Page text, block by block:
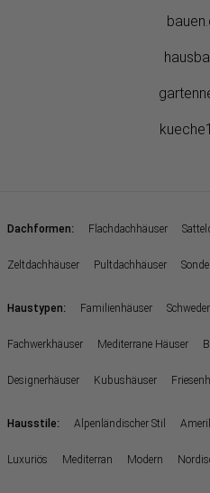
Dachformen: Flachdachhäuser
Zeltdachhäuser Pultdachhäuser
Haustypen: Familienhäuser
Fachwerkhäuser Mediterrane Häuser
Designerhäuser Kubushäuser
Hausstile: Alpenländischer Stil
Luxuriös Mediterran Modern